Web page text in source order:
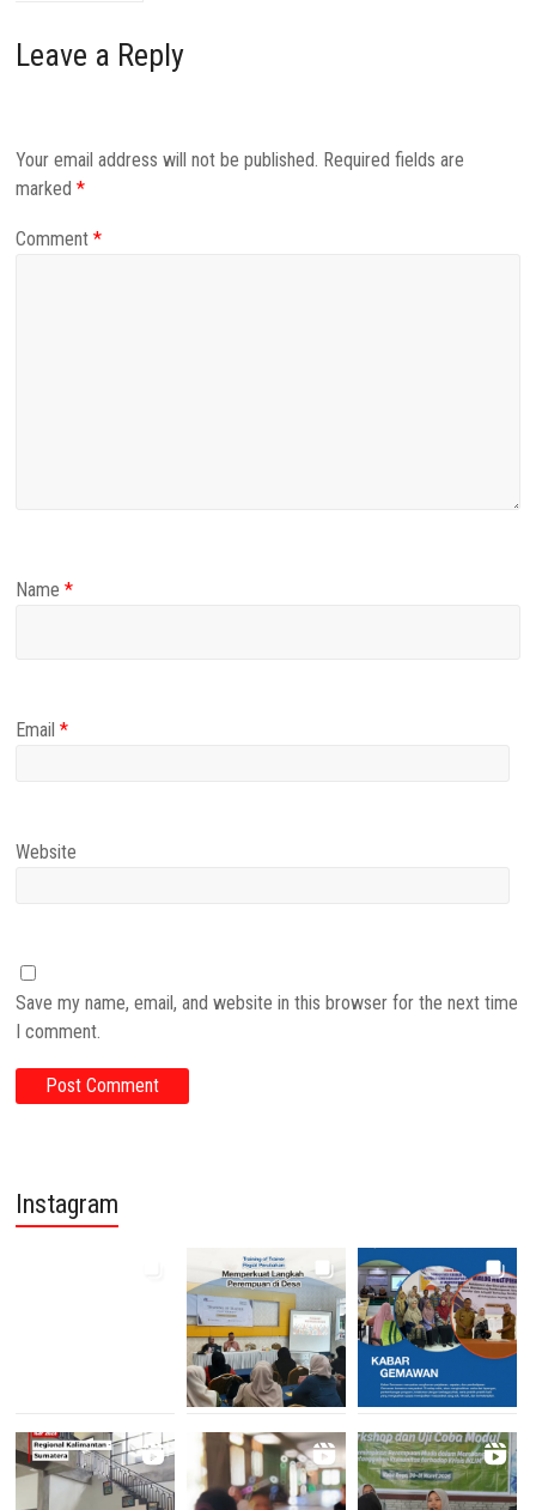
Leave a Reply
Your email address will not be published. Required fields are
marked*
Comment*
Name*
Email*
Website
Save my name, email, and website in this browser for the next time
I comment.
Instagram